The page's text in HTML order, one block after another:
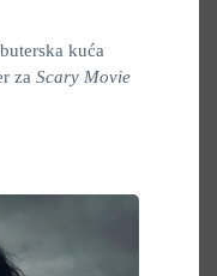
kuća
za Scary Movie